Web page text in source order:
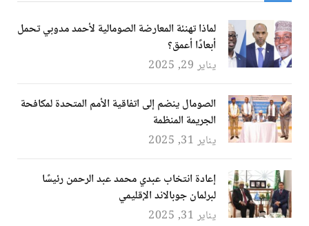
لماذا تهنئة المعارضة الصومالية لأحمد مدوبي تحمل
أبعادًا أعمق؟
يناير 29, 2025
الصومال ينضم إلى اتفاقية الأمم المتحدة لمكافحة
الجريمة المنظمة
يناير 31, 2025
إعادة انتخاب عبدي محمد عبد الرحمن رئيسًا
لبرلمان جوبالاند الإقليمي
يناير 31, 2025